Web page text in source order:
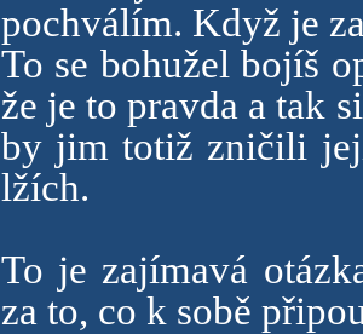
pochválím. Když je
To se bohužel bojíš
že je to pravda a tak
by jim totiž zničili
lžích.
To je zajímavá
za to, co k sobě